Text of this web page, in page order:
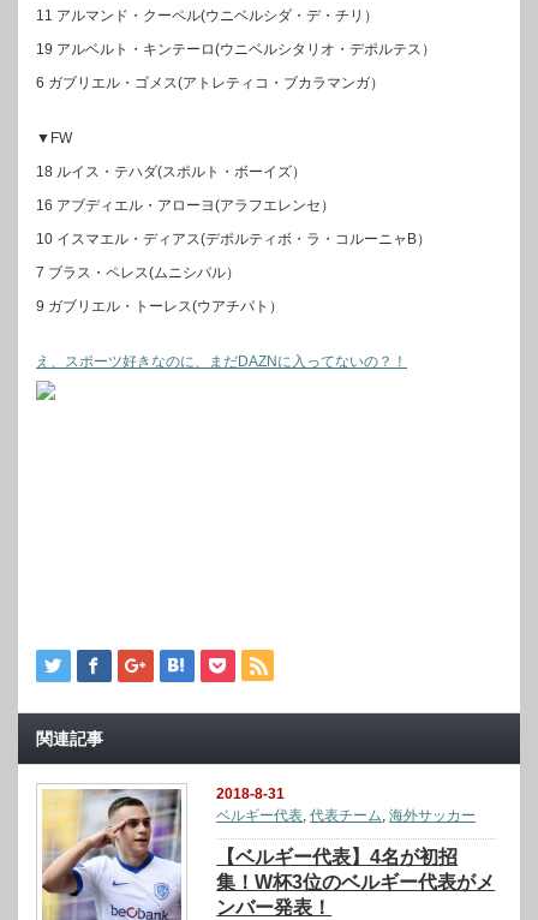
11 アルマンド・クーペル(ウニベルシダ・デ・チリ）
19 アルベルト・キンテーロ(ウニベルシタリオ・デポルテス）
6 ガブリエル・ゴメス(アトレティコ・ブカラマンガ）
▼FW
18 ルイス・テハダ(スポルト・ボーイズ）
16 アブディエル・アローヨ(アラフエレンセ）
10 イスマエル・ディアス(デポルティボ・ラ・コルーニャB）
7 ブラス・ペレス(ムニシパル）
9 ガブリエル・トーレス(ウアチパト）
え、スポーツ好きなのに、まだDAZNに入ってないの？！
関連記事
2018-8-31
ベルギー代表,代表チーム,海外サッカー
【ベルギー代表】4名が初招
集！W杯3位のベルギー代表がメ
ンバー発表！